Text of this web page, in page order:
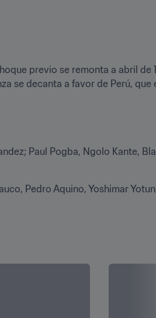
previo se remonta a abril de
se decanta a favor de Perú, que
Paul Pogba, Ngolo Kante,
Pedro Aquino, Yoshimar